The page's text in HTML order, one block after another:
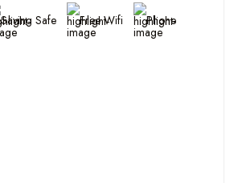
Saving Safe Free Wifi Phone